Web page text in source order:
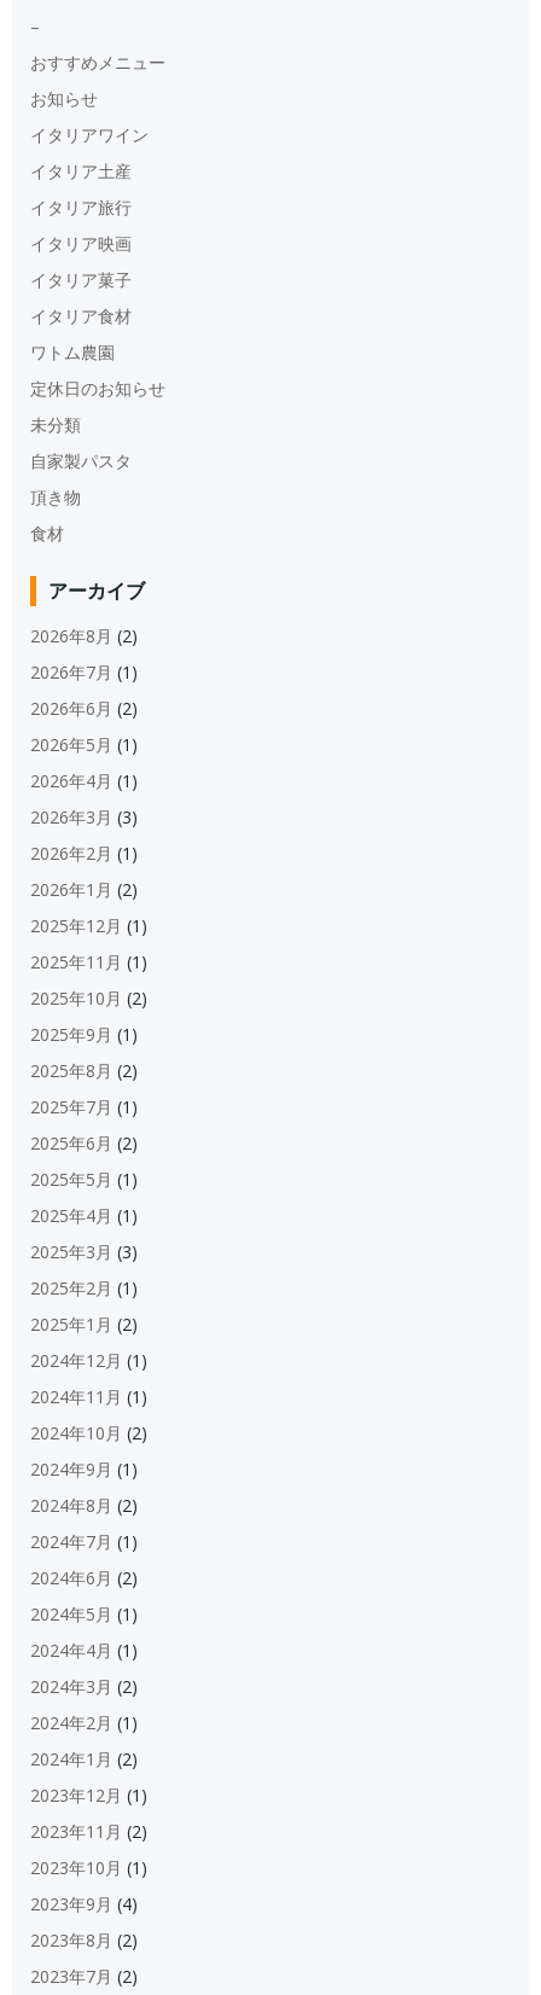
–
おすすめメニュー
お知らせ
イタリアワイン
イタリア土産
イタリア旅行
イタリア映画
イタリア菓子
イタリア食材
ワトム農園
定休日のお知らせ
未分類
自家製パスタ
頂き物
食材
アーカイブ
2026年8月 (2)
2026年7月 (1)
2026年6月 (2)
2026年5月 (1)
2026年4月 (1)
2026年3月 (3)
2026年2月 (1)
2026年1月 (2)
2025年12月 (1)
2025年11月 (1)
2025年10月 (2)
2025年9月 (1)
2025年8月 (2)
2025年7月 (1)
2025年6月 (2)
2025年5月 (1)
2025年4月 (1)
2025年3月 (3)
2025年2月 (1)
2025年1月 (2)
2024年12月 (1)
2024年11月 (1)
2024年10月 (2)
2024年9月 (1)
2024年8月 (2)
2024年7月 (1)
2024年6月 (2)
2024年5月 (1)
2024年4月 (1)
2024年3月 (2)
2024年2月 (1)
2024年1月 (2)
2023年12月 (1)
2023年11月 (2)
2023年10月 (1)
2023年9月 (4)
2023年8月 (2)
2023年7月 (2)